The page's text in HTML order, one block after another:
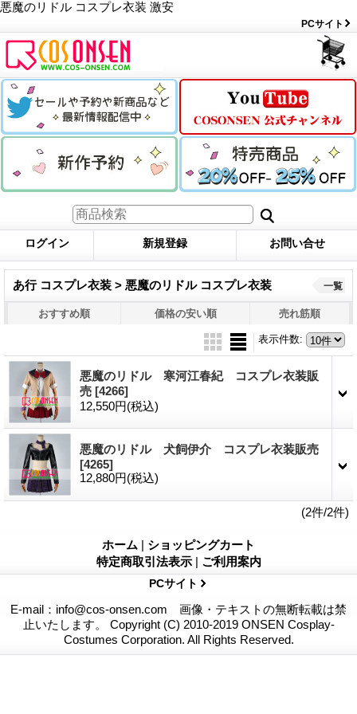
悪魔のリドル コスプレ衣装 激安
PCサイト
ログイン 新規登録 お問い合せ
あ行 コスプレ衣装 > 悪魔のリドル コスプレ衣装 一覧
おすすめ順 価格の安い順 売れ筋順
表示件数:
悪魔のリドル 寒河江春紀 コスプレ衣装販
売 [4266]
12,550円(税込)
悪魔のリドル 犬飼伊介 コスプレ衣装販売
[4265]
12,880円(税込)
(2件/2件)
ホーム | ショッピングカート
特定商取引法表示 | ご利用案内
PCサイト
E-mail：info@cos-onsen.com 画像・テキストの無断転載は禁
止いたします。 Copyright (C) 2010-2019 ONSEN Cosplay-
Costumes Corporation. All Rights Reserved.